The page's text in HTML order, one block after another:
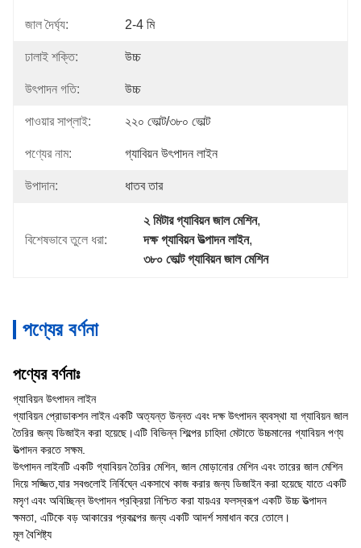
জাল দৈর্ঘ্য: 2-4 মি
ঢালাই শক্তি: উচ্চ
উৎপাদন গতি: উচ্চ
পাওয়ার সাপ্লাই: ২২০ ভোল্ট/৩৮০ ভোল্ট
পণ্যের নাম: গ্যাবিয়ন উৎপাদন লাইন
উপাদান: ধাতব তার
বিশেষভাবে তুলে ধরা:
২ মিটার গ্যাবিয়ন জাল মেশিন,
দক্ষ গ্যাবিয়ন উত্পাদন লাইন,
৩৮০ ভোল্ট গ্যাবিয়ন জাল মেশিন
পণ্যের বর্ণনা
পণ্যের বর্ণনাঃ
গ্যাবিয়ন উৎপাদন লাইন
গ্যাবিয়ন প্রোডাকশন লাইন একটি অত্যন্ত উন্নত এবং দক্ষ উৎপাদন ব্যবস্থা যা গ্যাবিয়ন জাল
তৈরির জন্য ডিজাইন করা হয়েছে।এটি বিভিন্ন শিল্পের চাহিদা মেটাতে উচ্চমানের গ্যাবিয়ন পণ্য
উত্পাদন করতে সক্ষম.
উৎপাদন লাইনটি একটি গ্যাবিয়ন তৈরির মেশিন, জাল মোড়ানোর মেশিন এবং তারের জাল মেশিন
দিয়ে সজ্জিত,যার সবগুলোই নির্বিঘ্নে একসাথে কাজ করার জন্য ডিজাইন করা হয়েছে যাতে একটি
মসৃণ এবং অবিচ্ছিন্ন উৎপাদন প্রক্রিয়া নিশ্চিত করা যায়এর ফলস্বরূপ একটি উচ্চ উত্পাদন
ক্ষমতা, এটিকে বড় আকারের প্রকল্পের জন্য একটি আদর্শ সমাধান করে তোলে।
মূল বৈশিষ্ট্য